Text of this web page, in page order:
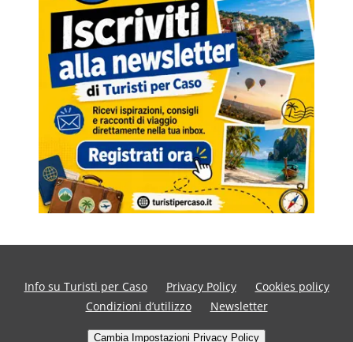
Info su Turisti per Caso Privacy Policy
Cookies policy
Condizioni d’utilizzo
Newsletter
Cambia Impostazioni Privacy Policy